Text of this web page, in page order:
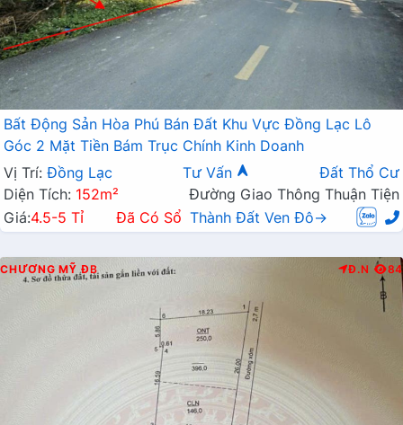
Bất Động Sản Hòa Phú Bán Đất Khu Vực Đồng Lạc Lô
Góc 2 Mặt Tiền Bám Trục Chính Kinh Doanh
Vị Trí: Đồng Lạc Tư Vấn
Đất Thổ Cư
Diện Tích: 152m²
Đường Giao Thông Thuận Tiện
Giá:4.5-5 Tỉ Đã Có Sổ Thành Đất Ven Đô→
CHƯƠNG MỸ ĐB Đ.N 84